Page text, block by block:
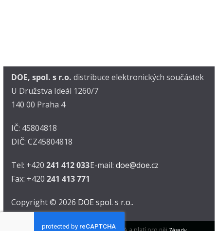
DOE, spol. s r.o. distribuce elektronických součástek
U Družstva Ideál 1260/7
140 00 Praha 4
IČ: 45804818
DIČ: CZ45804818
Tel: +420 241 412 033
Fax: +420 241 413 771
E-mail: doe@doe.cz
Copyright © 2026 DOE spol. s r.o..